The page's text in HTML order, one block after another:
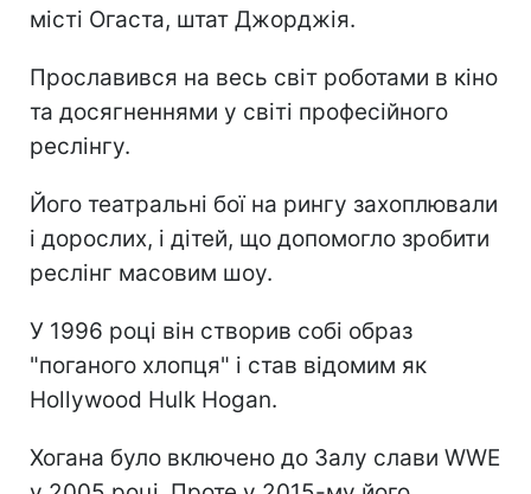
місті Огаста, штат Джорджія.
Прославився на весь світ роботами в кіно
та досягненнями у світі професійного
реслінгу.
Його театральні бої на рингу захоплювали
і дорослих, і дітей, що допомогло зробити
реслінг масовим шоу.
У 1996 році він створив собі образ
"поганого хлопця" і став відомим як
Hollywood Hulk Hogan.
Хогана було включено до Залу слави WWE